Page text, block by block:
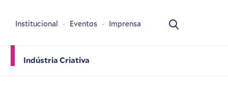
Indústria Criativa
Institucional Eventos Imprensa